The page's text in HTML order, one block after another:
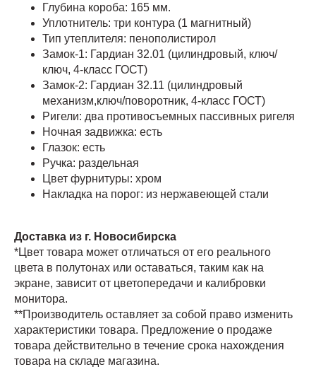
Глубина короба: 165 мм.
Уплотнитель: три контура (1 магнитный)
Тип утеплителя: пенополистирол
Замок-1: Гардиан 32.01 (цилиндровый, ключ/
ключ, 4-класс ГОСТ)
Замок-2: Гардиан 32.11 (цилиндровый
механизм,ключ/поворотник, 4-класс ГОСТ)
Ригели: два противосъемных пассивных ригеля
Ночная задвижка: есть
Глазок: есть
Ручка: раздельная
Цвет фурнитуры: хром
Накладка на порог: из нержавеющей стали
Доставка из г. Новосибирска
*Цвет товара может отличаться от его реального
цвета в полутонах или оставаться, таким как на
экране, зависит от цветопередачи и калибровки
монитора.
**Производитель оставляет за собой право изменить
характеристики товара. Предложение о продаже
товара действительно в течение срока нахождения
товара на складе магазина.